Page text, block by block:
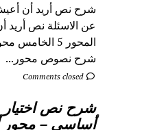
شرح نص أريد أن
عن الاسئلة نص أريد
المحور 5
شرح نصوص محور...
Comments closed
شرح نص اختيار
أساسي – محور